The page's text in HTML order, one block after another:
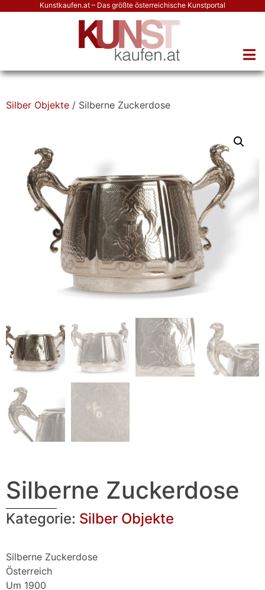
Kunstkaufen.at – Das größte österreichische Kunstportal
Silber Objekte / Silberne Zuckerdose
Silberne Zuckerdose
Kategorie: Silber Objekte
Silberne Zuckerdose
Österreich
Um 1900